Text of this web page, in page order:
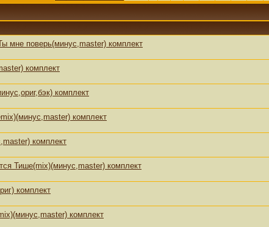
мне поверь(минус,master) комплект
комплект
комплект
комплект
комплект
Тише(mix)(минус,master) комплект
комплект
комплект